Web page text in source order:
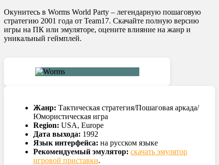
Окунитесь в Worms World Party – легендарную пошаговую
стратегию 2001 года от Team17. Скачайте полную версию
игры на ПК или эмуляторе, оцените влияние на жанр и
уникальный геймплей.
Жанр: Тактическая стратегия/Пошаговая аркада/
Юмористическая игра
Region: USA, Europe
Дата выхода: 1992
Язык интерфейса: на русском языке
Рекомендуемый эмулятор: скачать эмулятор
игровой приставки.